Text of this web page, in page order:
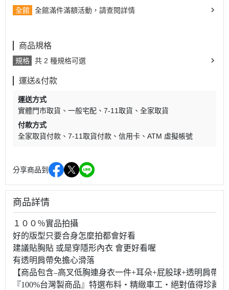
全館 全館滿件滿額活動，請查閱詳情
商品規格
規格 共 2 種規格可選
運送&付款
運送方式
實體門市取貨
一般宅配 7-11取貨
全家取貨
付款方式
全家取貨付款
7-11取貨付款 信用卡 ATM 虛擬帳號
分享商品到
商品詳情
１００％實品拍攝
好的版型只要合身怎麼拍都會好看
建議貼胸貼 或是穿隱形內衣 會更好看喔
有透明肩帶免擔心滑落
【商品包含–高叉低胸連身衣一件+耳朵+屁股球+透明肩帶
『100%台灣製商品』特選布料‧精緻車工‧絕對值得珍藏！